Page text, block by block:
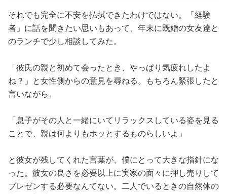
それでも完全に不安を払拭できたわけではない。「経験
者」に話を聞きたい思いもあって、年末に既婚の女友達と
のランチで少し相談してみた。
「彼氏の親と初めて会ったとき、やっぱり気疲れしたよ
ね？」と女性側からの意見を尋ねる。もちろん緊張したと
言いながら、
「息子がその人と一緒にいてリラックスしている姿を見る
ことで、親は何よりもホッとするものらしいよ」
と彼女が残してくれた言葉が、僕にとって大きな指針にな
った。彼女の良さを必要以上に実家の面々に押し売りして
プレゼンする必要なんてない。二人でいるときの自然体の